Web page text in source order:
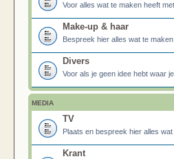
Voor alles wat te maken heeft
Make-up & haar
Bespreek hier alles wat te
Divers
Voor als je geen idee hebt waar
MEDIA
TV
Plaats en bespreek hier alles
Krant